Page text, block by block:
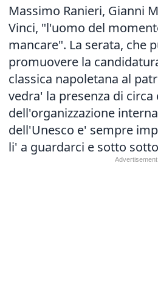
Massimo Ranieri, Gianni
Vinci, "l'uomo del
mancare". La serata, che
promuovere la
classica napoletana al
vedra' la presenza di
dell'organizzazione
dell'Unesco e' sempre
li' a guardarci e sotto